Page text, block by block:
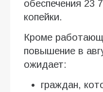
обеспечения 23
копейки.
Кроме
повышение в
ожидает:
граждан,